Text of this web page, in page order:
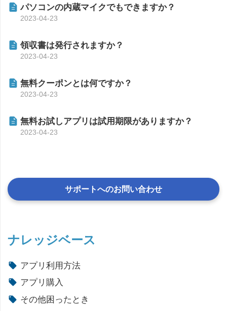
パソコンの内蔵マイクでもできますか？
2023-04-23
領収書は発行されますか？
2023-04-23
無料クーポンとは何ですか？
2023-04-23
無料お試しアプリは試用期限がありますか？
2023-04-23
サポートへのお問い合わせ
ナレッジベース
アプリ利用方法
アプリ購入
その他困ったとき